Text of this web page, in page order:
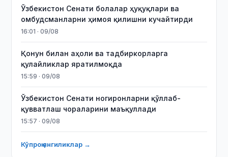
Ўзбекистон Сенати болалар ҳуқуқлари ва
омбудсманларни ҳимоя қилишни кучайтирди
16:01 · 09/08
Қонун билан аҳоли ва тадбиркорларга
қулайликлар яратилмоқда
15:59 · 09/08
Ўзбекистон Сенати ногиронларни қўллаб-
қувватлаш чораларини маъқуллади
15:57 · 09/08
Кўпроқ янгиликлар →